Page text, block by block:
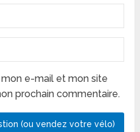
e-mail et mon site
prochain commentaire.